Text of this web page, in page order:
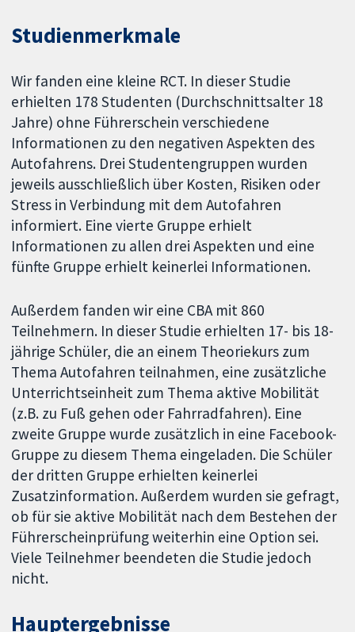
Studienmerkmale
Wir fanden eine kleine RCT. In dieser Studie
erhielten 178 Studenten (Durchschnittsalter 18
Jahre) ohne Führerschein verschiedene
Informationen zu den negativen Aspekten des
Autofahrens. Drei Studentengruppen wurden
jeweils ausschließlich über Kosten, Risiken oder
Stress in Verbindung mit dem Autofahren
informiert. Eine vierte Gruppe erhielt
Informationen zu allen drei Aspekten und eine
fünfte Gruppe erhielt keinerlei Informationen.
Außerdem fanden wir eine CBA mit 860
Teilnehmern. In dieser Studie erhielten 17- bis 18-
jährige Schüler, die an einem Theoriekurs zum
Thema Autofahren teilnahmen, eine zusätzliche
Unterrichtseinheit zum Thema aktive Mobilität
(z.B. zu Fuß gehen oder Fahrradfahren). Eine
zweite Gruppe wurde zusätzlich in eine Facebook-
Gruppe zu diesem Thema eingeladen. Die Schüler
der dritten Gruppe erhielten keinerlei
Zusatzinformation. Außerdem wurden sie gefragt,
ob für sie aktive Mobilität nach dem Bestehen der
Führerscheinprüfung weiterhin eine Option sei.
Viele Teilnehmer beendeten die Studie jedoch
nicht.
Hauptergebnisse